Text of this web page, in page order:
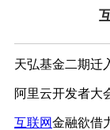
天弘基金二期迁
阿里云开发者
互联网金融欲借